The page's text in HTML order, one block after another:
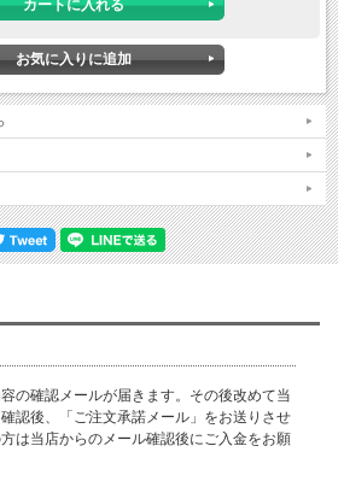
は送料がかかりますので"■送料について（一部地域
ニューから対象地域をお選びください。
北海道の一部地域においては配達できない場合がご
とさせていただきます。送料をご承諾されました
額をお知らせいたします。（注文確定メールが届い
届いていないか確認お願いします。）
の確認メールが届きます。その後改めて当
認後、「ご注文承諾メール」をお送りさせ
は当店からのメール確認後にご入金をお願